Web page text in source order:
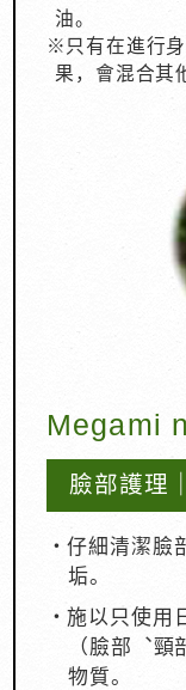
油。
※只有在進行
果，會混合其
Megami
臉部護理
・仔細清潔臉
垢。
・施以只使用
（臉部︑
物質。